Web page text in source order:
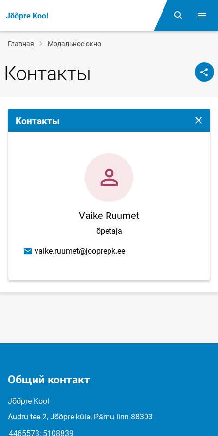
Jõõpre Kool Поиск
Строка
навигации
Главная Модальное окно
Контакты
Контакты
Vaike Ruumet
õpetaja
E-mail адрес
vaike.ruumet@jooprepk.ee
Общий контакт
Jõõpre Kool
Audru tee 2, Jõõpre küla, Pärnu linn 88303
4465573; 5108839